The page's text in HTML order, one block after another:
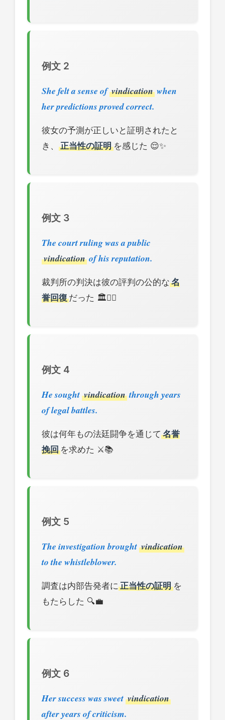
例文 2
She felt a sense of vindication when
her predictions proved correct.
彼女の予測が正しいと証明されたと
き、
正当性の証明を感じた 😌✨
例文 3
The court ruling was a public
vindication of his reputation.
裁判所の判決は彼の評判の公的な 名
誉回復 だった 🏛️👨‍⚖️
例文 4
He sought vindication through years
of legal battles.
彼は何年もの法廷闘争を通じて 名誉
挽回 を求めた ⚔️📚
例文 5
The investigation brought vindication
to the whistleblower.
調査は内部告発者に 正当性の証明を
もたらした 🔍💼
例文 6
Her success was sweet vindication
after years of criticism.